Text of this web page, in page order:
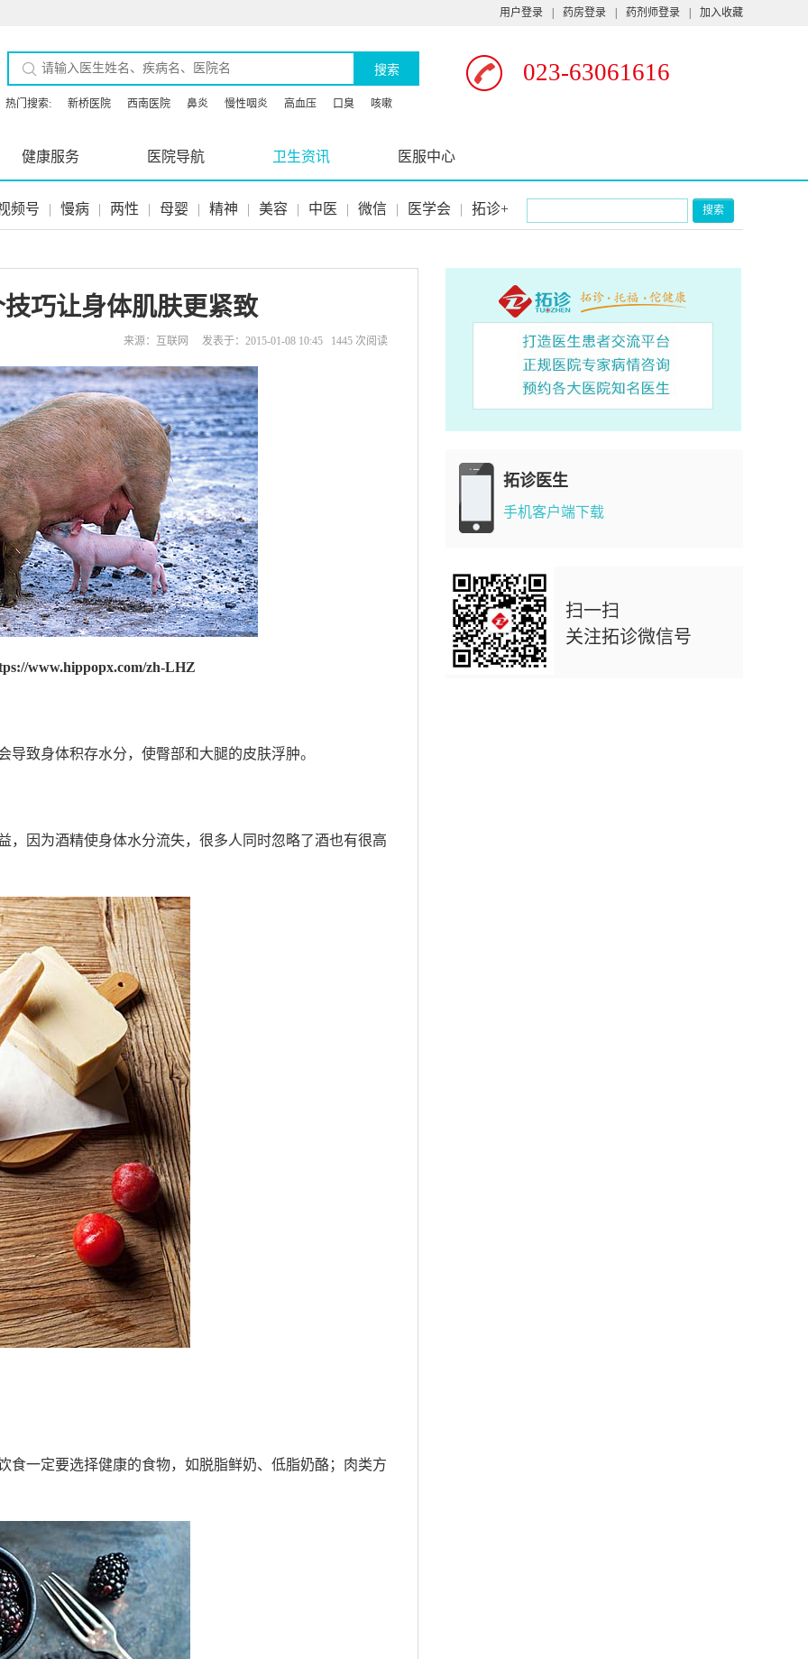
用户登录 药房登录 药剂师登录 加入收藏
搜索 023-63061616
热门搜索: 新桥医院 西南医院 鼻炎 慢性咽炎 高血压 口臭 咳嗽
健康服务 医院导航 卫生资讯 医服中心
频号 | 慢病 | 两性 | 母婴 | 精神 | 美容 | 中医 | 微信 | 医学会 | 拓诊+ 搜索
巧让身体肌肤更紧致
来源：互联网 发表于：2015-01-08 10:45 1445 次阅读
www.hippopx.com/zh-LHZ
致身体积存水分，使臀部和大腿的皮肤浮肿。
，因为酒精使身体水分流失，很多人同时忽略了酒也有很高
食一定要选择健康的食物，如脱脂鲜奶、低脂奶酪；肉类方
拓诊医生
手机客户端下载
扫一扫
关注拓诊微信号